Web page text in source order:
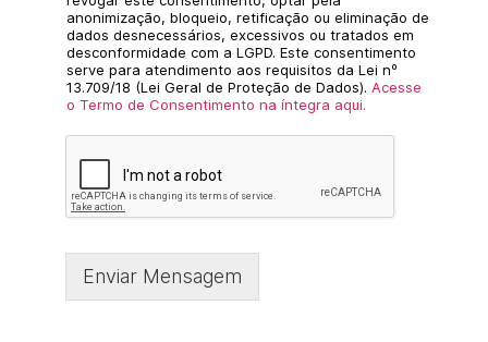
anonimização, bloqueio, retificação ou eliminação de
dados desnecessários, excessivos ou tratados em
desconformidade com a LGPD. Este consentimento
serve para atendimento aos requisitos da Lei nº
13.709/18 (Lei Geral de Proteção de Dados). Acesse
o Termo de Consentimento na íntegra aqui.
Enviar Mensagem